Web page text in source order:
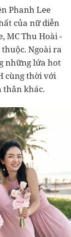
Phanh Lee
của nữ diễn
MC Thu Hoài -
Ngoài ra
những lứa hot
cùng thời với
thân khác.